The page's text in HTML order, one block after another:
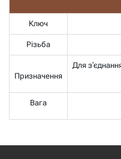
Ключ
Різьба
Призначення
Для
Вага